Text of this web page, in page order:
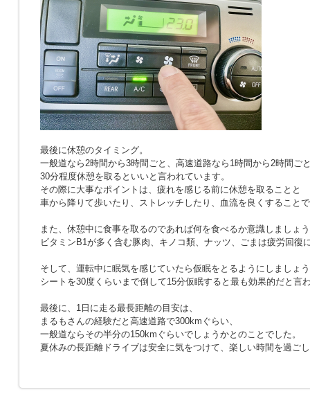
最後に休憩のタイミング。
一般道なら2時間から3時間ごと、高速道路なら1時間から2時間ご
30分程度休憩を取るといいと言われています。
その際に大事なポイントは、疲れを感じる前に休憩を取ることと
車から降りて歩いたり、ストレッチしたり、血流を良くすること
また、休憩中に食事を取るのであれば何を食べるか意識しましょ
ビタミンB1が多く含む豚肉、キノコ類、ナッツ、ごまは疲労回復
そして、運転中に眠気を感じていたら仮眠をとるようにしましょ
シートを30度くらいまで倒して15分仮眠すると最も効果的だと言
最後に、1日に走る最長距離の目安は、
まるもさんの経験だと高速道路で300kmぐらい、
一般道ならその半分の150kmぐらいでしょうかとのことでした。
夏休みの長距離ドライブは安全に気をつけて、楽しい時間を過ご